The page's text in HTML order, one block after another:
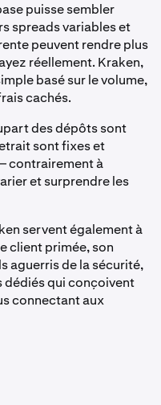
puisse sembler
spreads variables et
peuvent rendre plus
réellement. Kraken,
basé sur le volume,
cachés.
des dépôts sont
sont fixes et
contrairement à
et surprendre les
servent également à
client primée, son
aguerris de la sécurité,
dédiés qui conçoivent
connectant aux